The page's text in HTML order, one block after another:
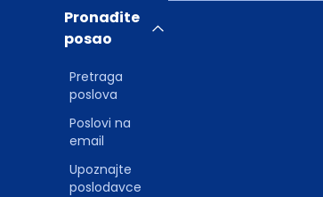
Pronađite
posao
Pretraga
poslova
Poslovi na
email
Upoznajte
poslodavce